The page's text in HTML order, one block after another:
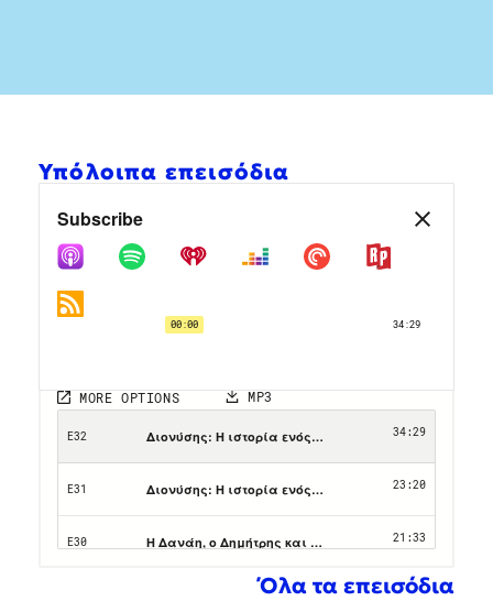
Υπόλοιπα επεισόδια
Όλα τα επεισόδια